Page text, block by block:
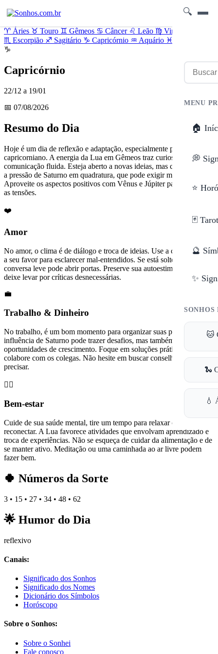
🔍
MENU
🏠
💭
⭐
🃏
🔮
✨
SONHOS
🐱
🐍
💧
♈ Áries ♉ Touro ♊ Gêmeos ♋ Câncer ♌ Leão ♍ Virgem
♏ Escorpião ♐ Sagitário ♑ Capricórnio ♒ Aquário ♓
♑
Capricórnio
22/12 a 19/01
📅 07/08/2026
Resumo do Dia
Hoje é um dia de reflexão e adaptação, especialmente para você,
capricorniano. A energia da Lua em Gêmeos traz curiosidade e
comunicação fluida. Esteja aberto a novas ideias, mas cuidado com
a pressão de Saturno em quadratura, que pode exigir mais de você.
Aproveite os aspectos positivos com Vênus e Júpiter para equilibrar
as tensões.
❤️
Amor
No amor, o clima é de diálogo e troca de ideias. Use a comunicação
a seu favor para esclarecer mal-entendidos. Se está solteiro, uma
conversa leve pode abrir portas. Preserve sua autoestima, não se
deixe levar por críticas desnecessárias.
💼
Trabalho & Dinheiro
No trabalho, é um bom momento para organizar suas prioridades. A
influência de Saturno pode trazer desafios, mas também
oportunidades de crescimento. Foque em soluções práticas e
colabore com os colegas. Não hesite em buscar conselhos se
precisar.
🧘‍♀️
Bem-estar
Cuide de sua saúde mental, tire um tempo para relaxar e se
reconectar. A Lua favorece atividades que envolvam aprendizado e
troca de experiências. Não se esqueça de cuidar da alimentação e de
se manter ativo. Meditação ou uma caminhada ao ar livre podem
fazer bem.
🍀 Números da Sorte
3 • 15 • 27 • 34 • 48 • 62
🌟 Humor do Dia
reflexivo
Canais:
Significado dos Sonhos
Significado dos Nomes
Dicionário dos Símbolos
Horóscopo
Sobre o Sonhos:
Sobre o Sonhei
Fale conosco